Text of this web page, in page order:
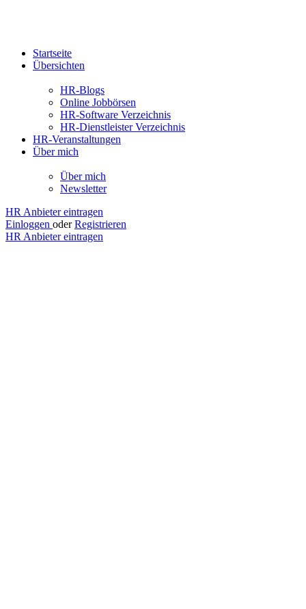
Startseite
Übersichten
HR-Blogs
Online Jobbörsen
HR-Software Verzeichnis
HR-Dienstleister Verzeichnis
HR-Veranstaltungen
Über mich
Über mich
Newsletter
HR Anbieter eintragen
Einloggen oder Registrieren
HR Anbieter eintragen